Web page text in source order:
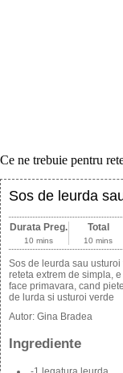
Ce ne trebuie pentru
Sos de leurda
Durata Preg.
10 mins
Total
10 mins
Sos de leurda sau usturoi
reteta extrem de simpla,
face primavara, cand
de lurda si usturoi verde
Autor: Gina Bradea
Ingrediente